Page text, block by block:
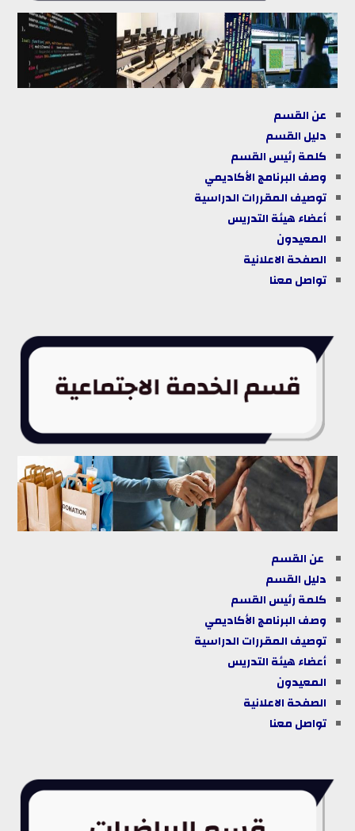
عن القسم
دليلالقسم
كلمة رئيس القسم
وصف البرنامج الأكاديمي
توصيف المقررات الدراسية
أعضاء هيئة التدريس
المعيدون
الصفحة الاعلانية
تواصل معنا
عن القسم
دليلالقسم
كلمة رئيس القسم
وصف البرنامج الأكاديمي
توصيف المقررات الدراسية
أعضاء هيئة التدريس
المعيدون
الصفحة الاعلانية
تواصل معنا